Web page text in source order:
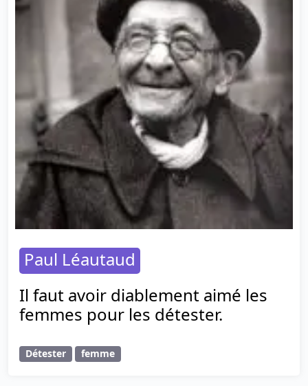
Paul Léautaud
Il faut avoir diablement aimé les
femmes pour les détester.
Détester femme